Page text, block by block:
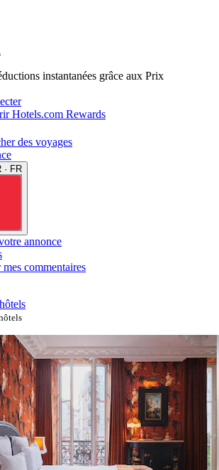
instantanées grâce aux Prix
Hotels.com Rewards
des voyages
· FR
annonce
mes commentaires